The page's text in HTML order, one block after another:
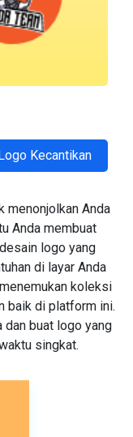
Kecantikan
menonjolkan Anda
Anda membuat
logo yang
di layar Anda
koleksi
baik di platform ini.
dan buat logo yang
singkat.